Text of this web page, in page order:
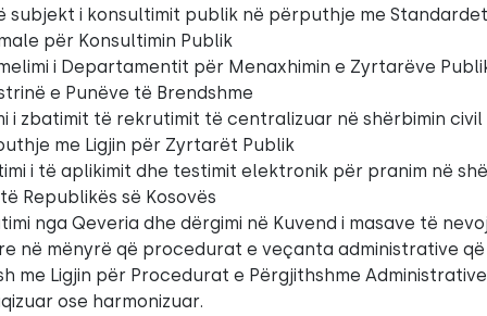
subjekt i konsultimit publik në përputhje me Standardet
për Konsultimin Publik
i Departamentit për Menaxhimin e Zyrtarëve
e Punëve të Brendshme
i zbatimit të rekrutimit të centralizuar në shërbimin civil
me Ligjin për Zyrtarët Publik
i të aplikimit dhe testimit elektronik për pranim në
Republikës së Kosovës
nga Qeveria dhe dërgimi në Kuvend i masave të
në mënyrë që procedurat e veçanta administrative
me Ligjin për Procedurat e Përgjithshme
ose harmonizuar.